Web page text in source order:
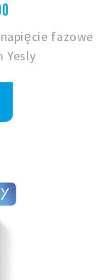
fazowe
Yesly